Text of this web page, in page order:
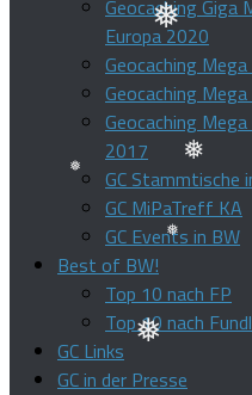
❅
❅
❅
❅
Geocaching Giga
Europa 2020
Geocaching
Geocaching
Geocaching
2017
GC Stammtische
GC MiPaTreff KA
GC Events in BW
Best of BW!
Top 10 nach FP
Top 10 nach
GC Links
GC in der Presse